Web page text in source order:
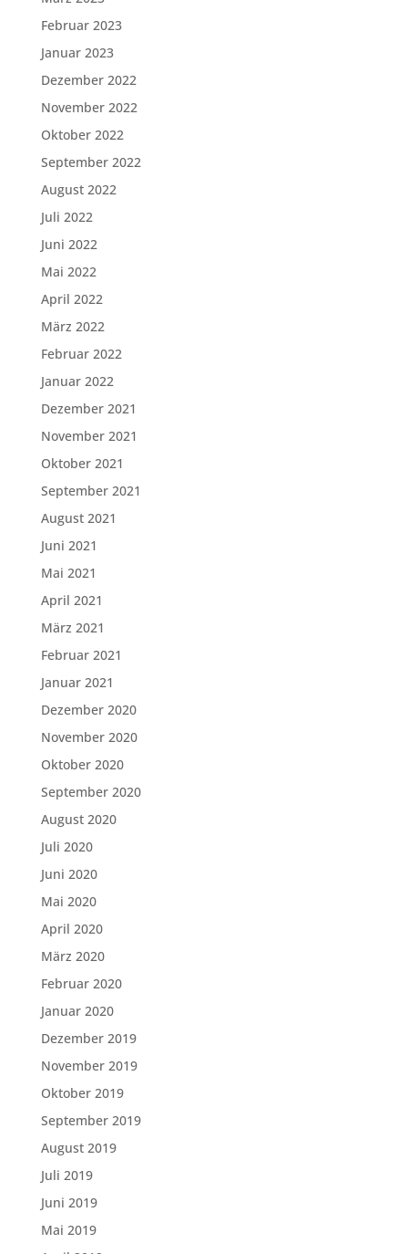
Februar 2023
Januar 2023
Dezember 2022
November 2022
Oktober 2022
September 2022
August 2022
Juli 2022
Juni 2022
Mai 2022
April 2022
März 2022
Februar 2022
Januar 2022
Dezember 2021
November 2021
Oktober 2021
September 2021
August 2021
Juni 2021
Mai 2021
April 2021
März 2021
Februar 2021
Januar 2021
Dezember 2020
November 2020
Oktober 2020
September 2020
August 2020
Juli 2020
Juni 2020
Mai 2020
April 2020
März 2020
Februar 2020
Januar 2020
Dezember 2019
November 2019
Oktober 2019
September 2019
August 2019
Juli 2019
Juni 2019
Mai 2019